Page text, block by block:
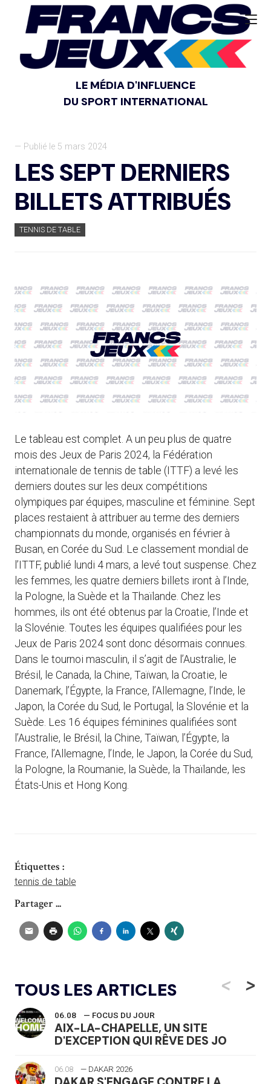
LE MÉDIA D'INFLUENCE
DU SPORT INTERNATIONAL
— Publié le 5 mars 2024
LES SEPT DERNIERS
BILLETS ATTRIBUÉS
TENNIS DE TABLE
Le tableau est complet. A un peu plus de quatre
mois des Jeux de Paris 2024, la Fédération
internationale de tennis de table (ITTF) a levé les
derniers doutes sur les deux compétitions
olympiques par équipes, masculine et féminine. Sept
places restaient à attribuer au terme des derniers
championnats du monde, organisés en février à
Busan, en Corée du Sud. Le classement mondial de
l’ITTF, publié lundi 4 mars, a levé tout suspense. Chez
les femmes, les quatre derniers billets iront à l’Inde,
la Pologne, la Suède et la Thaïlande. Chez les
hommes, ils ont été obtenus par la Croatie, l’Inde et
la Slovénie. Toutes les équipes qualifiées pour les
Jeux de Paris 2024 sont donc désormais connues.
Dans le tournoi masculin, il s’agit de l’Australie, le
Brésil, le Canada, la Chine, Taïwan, la Croatie, le
Danemark, l’Égypte, la France, l’Allemagne, l’Inde, le
Japon, la Corée du Sud, le Portugal, la Slovénie et la
Suède. Les 16 équipes féminines qualifiées sont
l’Australie, le Brésil, la Chine, Taïwan, l’Égypte, la
France, l’Allemagne, l’Inde, le Japon, la Corée du Sud,
la Pologne, la Roumanie, la Suède, la Thaïlande, les
États-Unis et Hong Kong.
Étiquettes :
tennis de table
Partager ...
TOUS LES ARTICLES <
06.08 — FOCUS DU JOUR
AIX-LA-CHAPELLE, UN SITE
D'EXCEPTION QUI RÊVE DES JO
06.08 — DAKAR 2026
>